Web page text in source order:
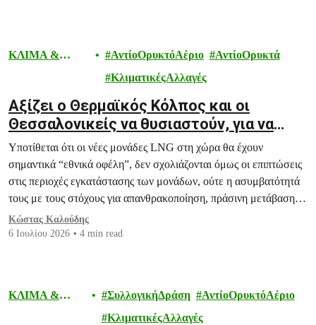
ΚΛΙΜΑ &
ΑντίοΟρυκτόΑέριο
ΑντίοΟρυκτά
ΚλιματικέςΑλλαγές
Αξίζει ο Θερμαϊκός Κόλπος και οι
Θεσσαλονικείς να θυσιαστούν, για να
γίνει η Ελλάδα “ενεργειακός κόμβος”;
Υποτίθεται ότι οι νέες μονάδες LNG στη χώρα θα έχουν
σημαντικά “εθνικά οφέλη”, δεν σχολιάζονται όμως οι επιπτώσεις
στις περιοχές εγκατάστασης των μονάδων, ούτε η ασυμβατότητά
τους με τους στόχους για απανθρακοποίηση, πράσινη μετάβαση
και αντιμετώπιση της κλιματικής κρίσης.
Κώστας Καλούδης
6 Ιουλίου 2026
4 min read
ΚΛΙΜΑ &
ΣυλλογικήΔράση
ΑντίοΟρυκτόΑέριο
ΚλιματικέςΑλλαγές